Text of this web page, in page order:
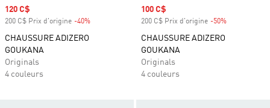
Prix soldé
120 C$
200 C$ Prix d'origine -40%
CHAUSSURE ADIZERO
GOUKANA
Originals
4 couleurs
Prix soldé
100 C$
200 C$ Prix d'origine -50%
CHAUSSURE ADIZERO
GOUKANA
Originals
4 couleurs